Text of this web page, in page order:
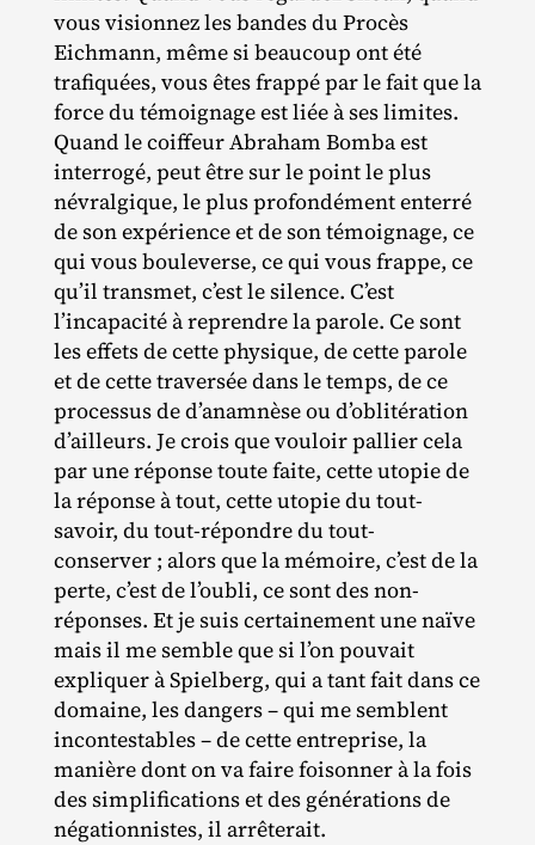
vous visionnez les bandes du Procès
Eichmann, même si beaucoup ont été
trafiquées, vous êtes frappé par le fait que la
force du témoignage est liée à ses limites.
Quand le coiffeur Abraham Bomba est
interrogé, peut être sur le point le plus
névralgique, le plus profondément enterré
de son expérience et de son témoignage, ce
qui vous bouleverse, ce qui vous frappe, ce
qu’il transmet, c’est le silence. C’est
l’incapacité à reprendre la parole. Ce sont
les effets de cette physique, de cette parole
et de cette traversée dans le temps, de ce
processus de d’anamnèse ou d’oblitération
d’ailleurs. Je crois que vouloir pallier cela
par une réponse toute faite, cette utopie de
la réponse à tout, cette utopie du tout‐​
savoir, du tout‐​répondre du tout‐​
conserver ; alors que la mémoire, c’est de la
perte, c’est de l’oubli, ce sont des non‐​
réponses. Et je suis certainement une naïve
mais il me semble que si l’on pouvait
expliquer à Spielberg, qui a tant fait dans ce
domaine, les dangers – qui me semblent
incontestables – de cette entreprise, la
manière dont on va faire foisonner à la fois
des simplifications et des générations de
négationnistes, il arrêterait.